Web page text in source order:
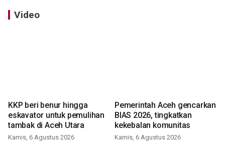
Video
KKP beri benur hingga
eskavator untuk pemulihan
tambak di Aceh Utara
Kamis, 6 Agustus 2026
Pemerintah Aceh gencarkan
BIAS 2026, tingkatkan
kekebalan komunitas
Kamis, 6 Agustus 2026